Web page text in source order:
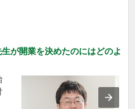
が開業を決めたのにはどのよ